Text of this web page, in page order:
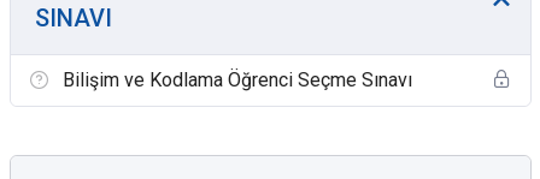
SINAVI
Bilişim ve Kodlama Öğrenci Seçme Sınavı